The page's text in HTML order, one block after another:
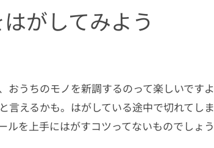
がしてみよう
おうちのモノを新調するのって楽しいです
言えるかも。はがしている途中で切れてし
ルを上手にはがすコツってないものでしょ